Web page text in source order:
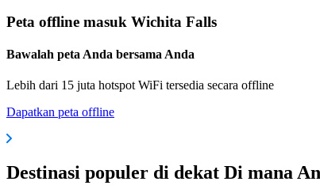
Peta offline masuk Wichita Falls
Bawalah peta Anda bersama Anda
Lebih dari 15 juta hotspot WiFi tersedia secara offline
Dapatkan peta offline
Destinasi populer di dekat Di mana